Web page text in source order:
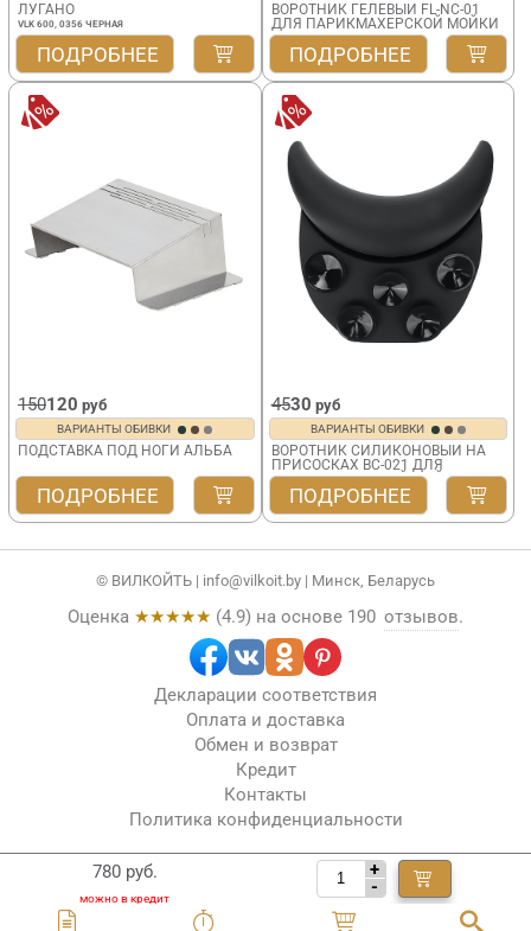
780 руб.
+
-
ЛУГАНО
VLK 600, 0356 ЧЕРНАЯ
ПОДРОБНЕЕ
ВОРОТНИК ГЕЛЕВЫЙ FL-NC-01
ДЛЯ ПАРИКМАХЕРСКОЙ МОЙКИ
ПОДРОБНЕЕ
150120 руб
ВАРИАНТЫ ОБИВКИ
ПОДСТАВКА ПОД НОГИ АЛЬБА
ПОДРОБНЕЕ
4530 руб
ВАРИАНТЫ ОБИВКИ
ВОРОТНИК СИЛИКОНОВЫЙ НА
ПРИСОСКАХ BC-021 ДЛЯ
ПАРИКМАХЕРСКОЙ МОЙКИ
ПОДРОБНЕЕ
© ВИЛКОЙТЬ | info@vilkoit.by | Минск, Беларусь
Оценка ★★★★★ (4.9) на основе 190 отзывов.
Декларации соответствия
Оплата и доставка
Обмен и возврат
Кредит
Контакты
Политика конфиденциальности